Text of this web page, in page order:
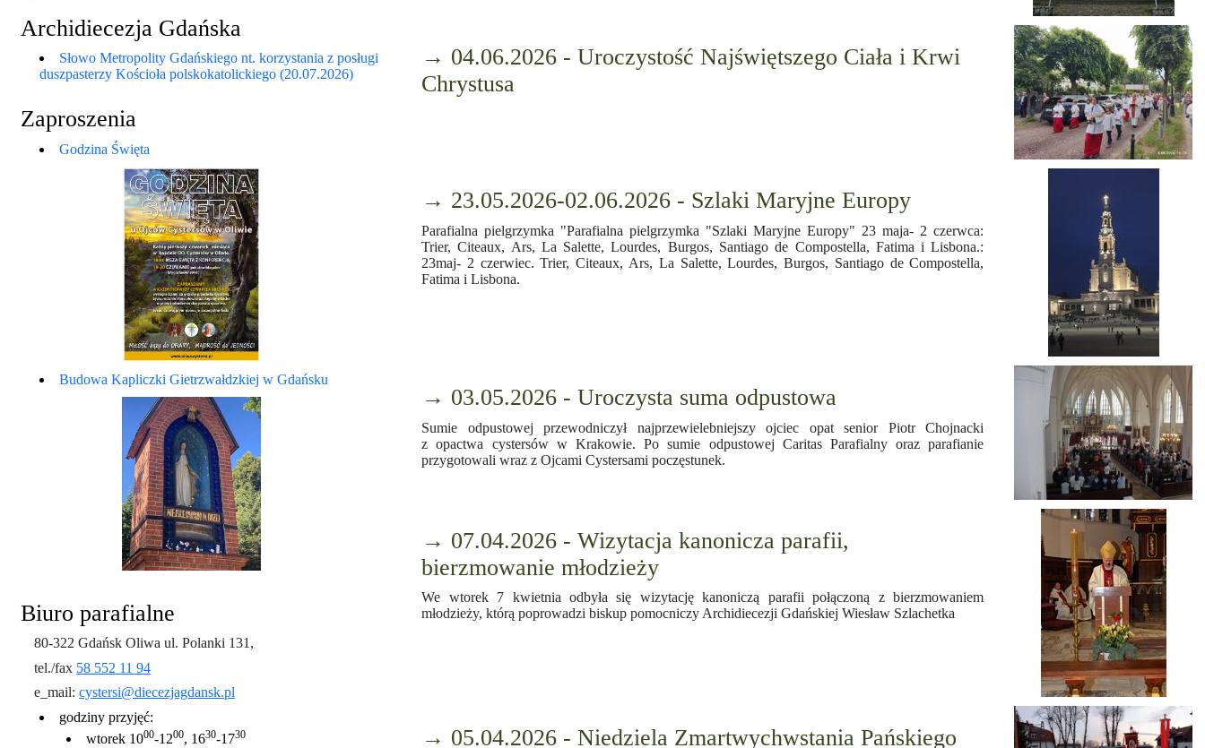
Archidiecezja Gdańska
Słowo Metropolity Gdańskiego nt. korzystania z posługi
duszpasterzy Kościoła polskokatolickiego (20.07.2026)
Zaproszenia
Godzina Święta
Budowa Kapliczki Gietrzwałdzkiej w Gdańsku
Biuro parafialne
80-322 Gdańsk Oliwa ul. Polanki 131,
tel./fax 58 552 11 94
e_mail:cystersi@diecezjagdansk.pl
godziny przyjęć:
wtorek 1000-1200, 1630-1730
→ 04.06.2026 - Uroczystość Najświętszego Ciała i Krwi
Chrystusa
→ 23.05.2026-02.06.2026 - Szlaki Maryjne Europy
Parafialna pielgrzymka "Parafialna pielgrzymka "Szlaki Maryjne Europy" 23 maja- 2 czerwca:
Trier, Citeaux, Ars, La Salette, Lourdes, Burgos, Santiago de Compostella, Fatima i Lisbona.:
23maj- 2 czerwiec. Trier, Citeaux, Ars, La Salette, Lourdes, Burgos, Santiago de Compostella,
Fatima i Lisbona.
→ 03.05.2026 - Uroczysta suma odpustowa
Sumie odpustowej przewodniczył najprzewielebniejszy ojciec opat senior Piotr Chojnacki
z opactwa cystersów w Krakowie. Po sumie odpustowej Caritas Parafialny oraz parafianie
przygotowali wraz z Ojcami Cystersami poczęstunek.
→ 07.04.2026 - Wizytacja kanonicza parafii,
bierzmowanie młodzieży
We wtorek 7 kwietnia odbyła się wizytację kanoniczą parafii połączoną z bierzmowaniem
młodzieży, którą poprowadzi biskup pomocniczy Archidiecezji Gdańskiej Wiesław Szlachetka
→ 05.04.2026 - Niedziela Zmartwychwstania Pańskiego